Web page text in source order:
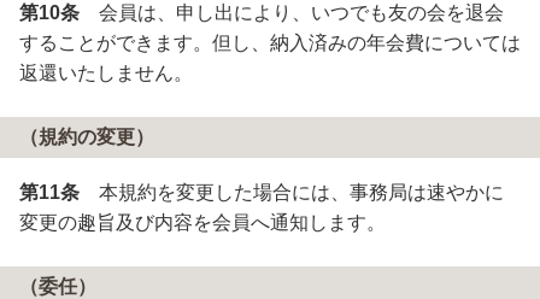
第10条 会員は、申し出により、いつでも友の会を退会
することができます。但し、納入済みの年会費については
返還いたしません。
（規約の変更）
第11条 本規約を変更した場合には、事務局は速やかに
変更の趣旨及び内容を会員へ通知します。
（委任）